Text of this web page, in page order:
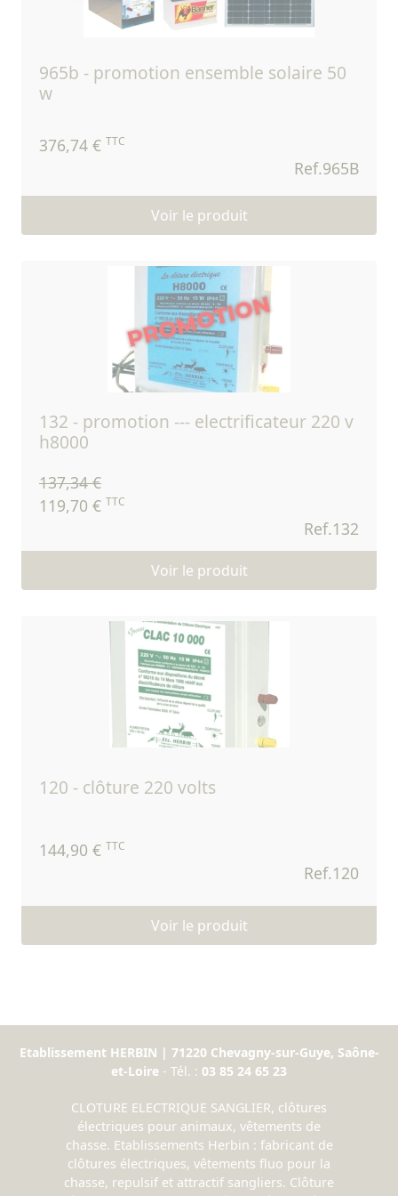
965b - promotion ensemble solaire 50
w
376,74 € TTC
Ref.965B
Voir le produit
132 - promotion --- electrificateur 220 v
h8000
137,34 €
119,70 € TTC
Ref.132
Voir le produit
120 - clôture 220 volts
144,90 € TTC
Ref.120
Voir le produit
Etablissement HERBIN | 71220 Chevagny-sur-Guye, Saône-
et-Loire - Tél. : 03 85 24 65 23
CLOTURE ELECTRIQUE SANGLIER, clôtures
électriques pour animaux, vêtements de
chasse. Etablissements Herbin : fabricant de
clôtures électriques, vêtements fluo pour la
chasse, repulsif et attractif sangliers. Clôture